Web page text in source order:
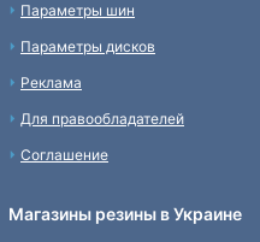
Параметры шин
Параметры дисков
Реклама
Для правообладателей
Соглашение
Магазины резины в Украине